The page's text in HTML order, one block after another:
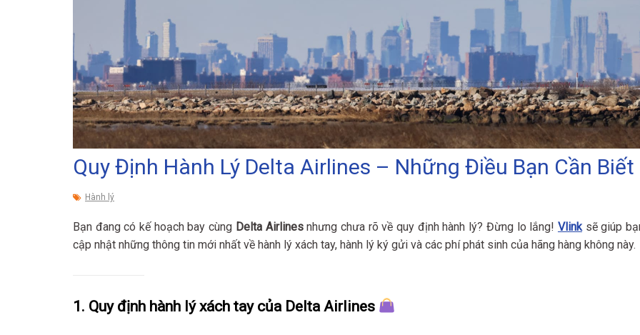
Quy Định Hành Lý Delta Airlines – Những Điều Bạn Cần Biết
Hành lý
Bạn đang có kế hoạch bay cùng Delta Airlinesnhưng chưa rõ về quy định hành lý? Đừng lo lắng! Vlinksẽ giúp
cập nhật những thông tin mới nhất về hành lý xách tay, hành lý ký gửi và các phí phát sinh của hãng hàng không này.
1. Quy định hành lý xách tay của Delta Airlines